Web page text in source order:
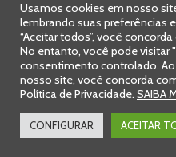
Sistema FAEP/SENAR-PR ©
0401 - Fax:
Usamos cookies em nosso
lembrando suas preferências
“Aceitar todos”, você
No entanto, você pode visitar
consentimento controlado.
nosso site, você concorda
Política de Privacidade. SAIBA
CONFIGURAR ACEITAR